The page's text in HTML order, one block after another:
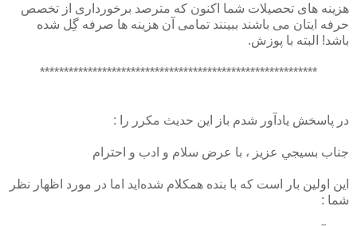
هزينه های تحصيلات شما اکنون که مترصد برخورداری از تخصص
حرفه ايتان می باشند ببينند تمامی آن هزينه ها صرفه گِل شده
باشد! البته با پوزش.
**********************************************************
در پاسخش يادآور شدم باز اين حديث مکرر را :
جناب بسيجي عزيز ، با عرض سلام و ادب و احترام
اين اولين بار است كه با بنده همكلام شده‌ايد اما در مورد اظهار نظر
شما :